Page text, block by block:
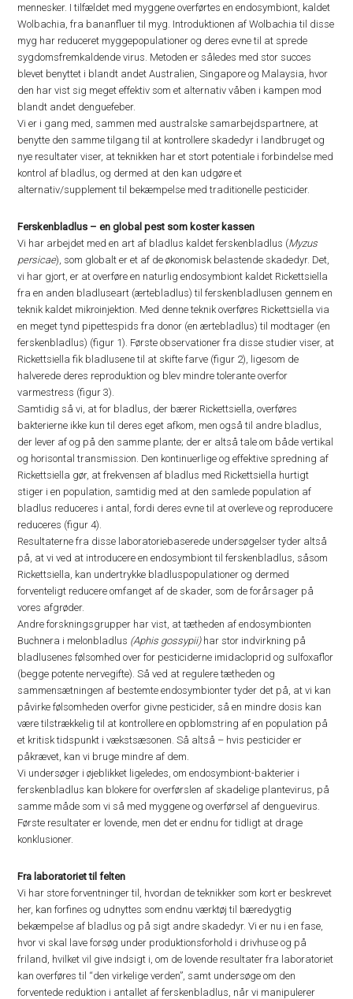
mennesker. I tilfældet med myggene overførtes en endosymbiont, kaldet
Wolbachia, fra bananfluer til myg. Introduktionen af Wolbachia til disse
myg har reduceret myggepopulationer og deres evne til at sprede
sygdomsfremkaldende virus. Metoden er således med stor succes
blevet benyttet i blandt andet Australien, Singapore og Malaysia, hvor
den har vist sig meget effektiv som et alternativ våben i kampen mod
blandt andet denguefeber.
Vi er i gang med, sammen med australske samarbejdspartnere, at
benytte den samme tilgang til at kontrollere skadedyr i landbruget og
nye resultater viser, at teknikken har et stort potentiale i forbindelse med
kontrol af bladlus, og dermed at den kan udgøre et
alternativ/supplement til bekæmpelse med traditionelle pesticider.
Ferskenbladlus – en global pest som koster kassen
Vi har arbejdet med en art af bladlus kaldet ferskenbladlus (Myzus
persicae), som globalt er et af de økonomisk belastende skadedyr. Det,
vi har gjort, er at overføre en naturlig endosymbiont kaldet Rickettsiella
fra en anden bladluseart (ærtebladlus) til ferskenbladlusen gennem en
teknik kaldet mikroinjektion. Med denne teknik overføres Rickettsiella via
en meget tynd pipettespids fra donor (en ærtebladlus) til modtager (en
ferskenbladlus) (figur 1). Første observationer fra disse studier viser, at
Rickettsiella fik bladlusene til at skifte farve (figur 2), ligesom de
halverede deres reproduktion og blev mindre tolerante overfor
varmestress (figur 3).
Samtidig så vi, at for bladlus, der bærer Rickettsiella, overføres
bakterierne ikke kun til deres eget afkom, men også til andre bladlus,
der lever af og på den samme plante; der er altså tale om både vertikal
og horisontal transmission. Den kontinuerlige og effektive spredning af
Rickettsiella gør, at frekvensen af bladlus med Rickettsiella hurtigt
stiger i en population, samtidig med at den samlede population af
bladlus reduceres i antal, fordi deres evne til at overleve og reproducere
reduceres (figur 4).
Resultaterne fra disse laboratoriebaserede undersøgelser tyder altså
på, at vi ved at introducere en endosymbiont til ferskenbladlus, såsom
Rickettsiella, kan undertrykke bladluspopulationer og dermed
forventeligt reducere omfanget af de skader, som de forårsager på
vores afgrøder.
Andre forskningsgrupper har vist, at tætheden af endosymbionten
Buchnera i melonbladlus (Aphis gossypii)har stor indvirkning på
bladlusenes følsomhed over for pesticiderne imidacloprid og sulfoxaflor
(begge potente nervegifte). Så ved at regulere tætheden og
sammensætningen af bestemte endosymbionter tyder det på, at vi kan
påvirke følsomheden overfor givne pesticider, så en mindre dosis kan
være tilstrækkelig til at kontrollere en opblomstring af en population på
et kritisk tidspunkt i vækstsæsonen. Så altså – hvis pesticider er
påkrævet, kan vi bruge mindre af dem.
Vi undersøger i øjeblikket ligeledes, om endosymbiont-bakterier i
ferskenbladlus kan blokere for overførslen af skadelige plantevirus, på
samme måde som vi så med myggene og overførsel af denguevirus.
Første resultater er lovende, men det er endnu for tidligt at drage
konklusioner.
Fra laboratoriet til felten
Vi har store forventninger til, hvordan de teknikker som kort er beskrevet
her, kan forfines og udnyttes som endnu værktøj til bæredygtig
bekæmpelse af bladlus og på sigt andre skadedyr. Vi er nu i en fase,
hvor vi skal lave forsøg under produktionsforhold i drivhuse og på
friland, hvilket vil give indsigt i, om de lovende resultater fra laboratoriet
kan overføres til “den virkelige verden”, samt undersøge om den
forventede reduktion i antallet af ferskenbladlus, når vi manipulerer